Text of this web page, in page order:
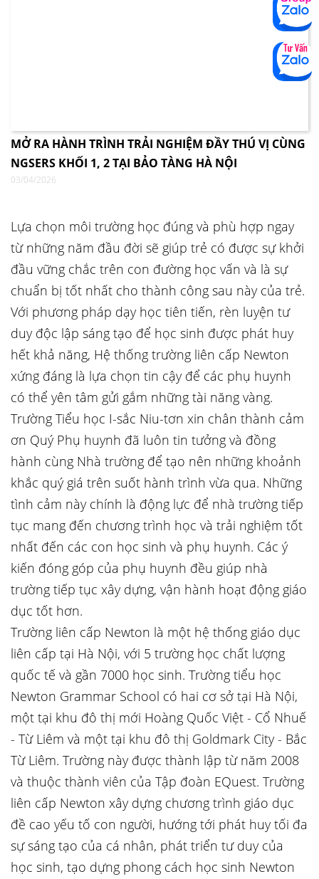
MỞ RA HÀNH TRÌNH TRẢI NGHIỆM ĐẦY THÚ VỊ CÙNG
NGSERS KHỐI 1, 2 TẠI BẢO TÀNG HÀ NỘI
03/04/2026
Lựa chọn môi trường học đúng và phù hợp ngay
từ những năm đầu đời sẽ giúp trẻ có được sự khởi
đầu vững chắc trên con đường học vấn và là sự
chuẩn bị tốt nhất cho thành công sau này của trẻ.
Với phương pháp dạy học tiên tiến, rèn luyện tư
duy độc lập sáng tạo để học sinh được phát huy
hết khả năng, Hệ thống trường liên cấp Newton
xứng đáng là lựa chọn tin cậy để các phụ huynh
có thể yên tâm gửi gắm những tài năng vàng.
Trường Tiểu học I-sắc Niu-tơn xin chân thành cảm
ơn Quý Phụ huynh đã luôn tin tưởng và đồng
hành cùng Nhà trường để tạo nên những khoảnh
khắc quý giá trên suốt hành trình vừa qua. Những
tình cảm này chính là động lực để nhà trường tiếp
tục mang đến chương trình học và trải nghiệm tốt
nhất đến các con học sinh và phụ huynh. Các ý
kiến đóng góp của phụ huynh đều giúp nhà
trường tiếp tục xây dựng, vận hành hoạt động giáo
dục tốt hơn.
Trường liên cấp Newton là một hệ thống giáo dục
liên cấp tại Hà Nội, với 5 trường học chất lượng
quốc tế và gần 7000 học sinh. Trường tiểu học
Newton Grammar School có hai cơ sở tại Hà Nội,
một tại khu đô thị mới Hoàng Quốc Việt - Cổ Nhuế
- Từ Liêm và một tại khu đô thị Goldmark City - Bắc
Từ Liêm. Trường này được thành lập từ năm 2008
và thuộc thành viên của Tập đoàn EQuest. Trường
liên cấp Newton xây dựng chương trình giáo dục
đề cao yếu tố con người, hướng tới phát huy tối đa
sự sáng tạo của cá nhân, phát triển tư duy của
học sinh, tạo dựng phong cách học sinh Newton